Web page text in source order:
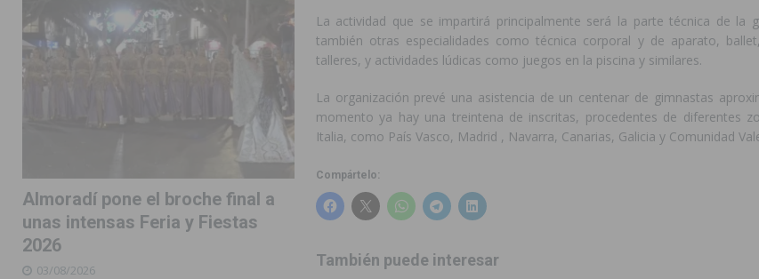
La actividad que se impartirá principalmente será la parte técnica de la
también otras especialidades como técnica corporal y de aparato,
talleres, y actividades lúdicas como juegos en la piscina y similares.
La organización prevé una asistencia de un centenar de gimnastas
momento ya hay una treintena de inscritas, procedentes de diferentes
Italia, como País Vasco, Madrid , Navarra, Canarias, Galicia y Comunidad
Compártelo:
También puede interesar
Almoradí pone el broche final a
unas intensas Feria y Fiestas
2026
03/08/2026